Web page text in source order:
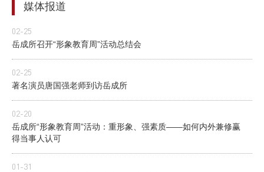
媒体报道
02-25
岳成所召开“形象教育周”活动总结会
02-25
著名演员唐国强老师到访岳成所
02-20
岳成所“形象教育周”活动：重形象、强素质——如何内外兼修赢
得当事人认可
01-31